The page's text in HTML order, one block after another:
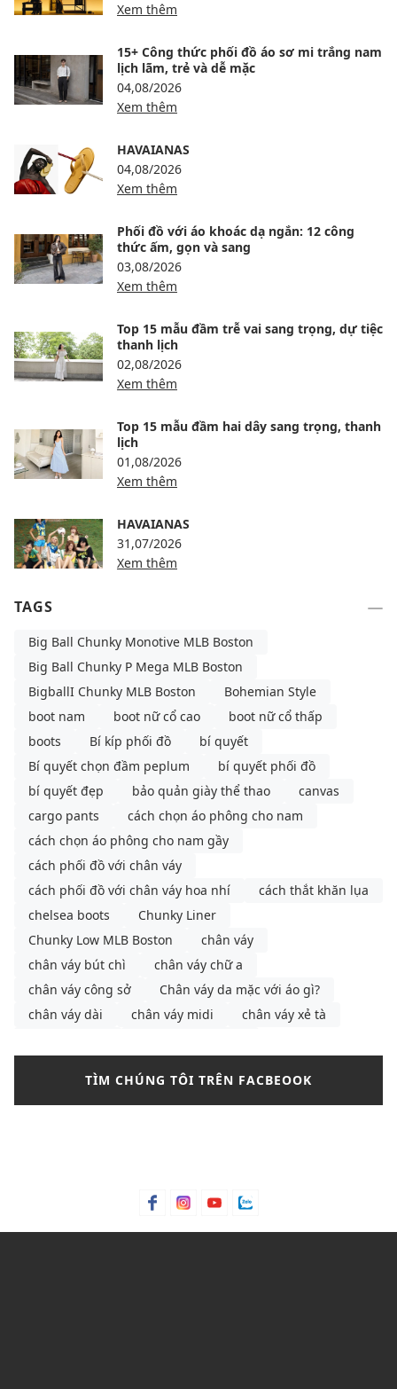
Xem thêm
15+ Công thức phối đồ áo sơ mi trắng nam
lịch lãm, trẻ và dễ mặc
04,08/2026
Xem thêm
HAVAIANAS
04,08/2026
Xem thêm
Phối đồ với áo khoác dạ ngắn: 12 công
thức ấm, gọn và sang
03,08/2026
Xem thêm
Top 15 mẫu đầm trễ vai sang trọng, dự tiệc
thanh lịch
02,08/2026
Xem thêm
Top 15 mẫu đầm hai dây sang trọng, thanh
lịch
01,08/2026
Xem thêm
HAVAIANAS
31,07/2026
Xem thêm
TAGS
Big Ball Chunky Monotive MLB Boston
Big Ball Chunky P Mega MLB Boston
BigballI Chunky MLB Boston
Bohemian Style
boot nam
boot nữ cổ cao
boot nữ cổ thấp
boots
Bí kíp phối đồ
bí quyết
Bí quyết chọn đầm peplum
bí quyết phối đồ
bí quyết đẹp
bảo quản giày thể thao
canvas
cargo pants
cách chọn áo phông cho nam
cách chọn áo phông cho nam gầy
cách phối đồ với chân váy
cách phối đồ với chân váy hoa nhí
cách thắt khăn lụa
chelsea boots
Chunky Liner
Chunky Low MLB Boston
chân váy
chân váy bút chì
chân váy chữ a
chân váy công sở
Chân váy da mặc với áo gì?
chân váy dài
chân váy midi
chân váy xẻ tà
các mẫu dép da nam
cách buộc dây giày
cách phối đồ mùa thu cho nữ
cách phối đồ với chân váy bút chì
TÌM CHÚNG TÔI TRÊN FACBEOOK